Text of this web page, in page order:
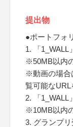
提出物
●ポートフォ
1. 「1_WALL
※50MB以内
※動画の場合
覧可能なURL
2. 「1_WALL
※10MB以内
3. グランプ